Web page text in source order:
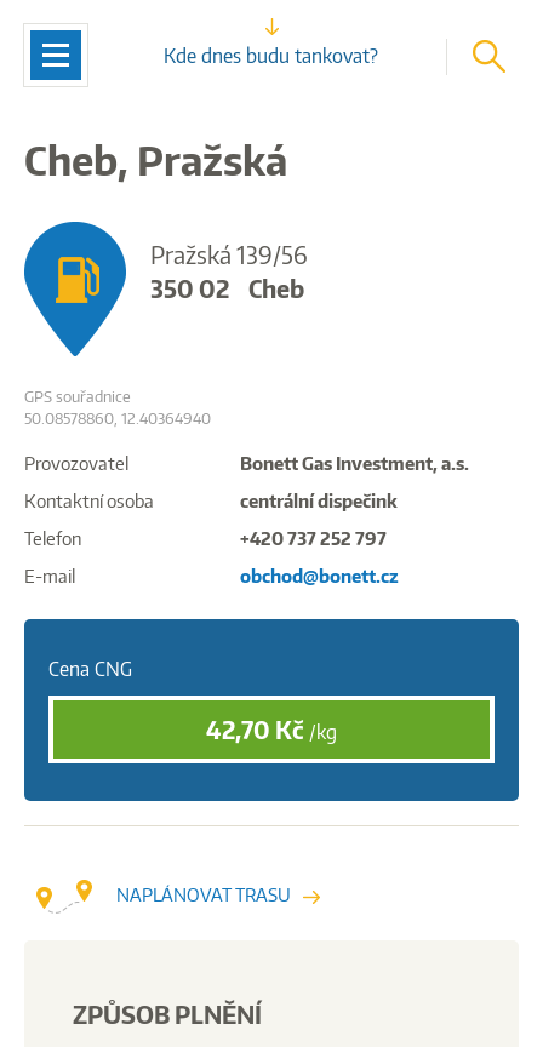
Kde dnes budu tankovat? vyhledat
Navigace
Cheb, Pražská
Pražská 139/56
350 02 Cheb
GPS souřadnice
50.08578860, 12.40364940
Provozovatel
Bonett Gas Investment, a.s.
Kontaktní osoba
centrální dispečink
Telefon
+420 737 252 797
E-mail
obchod@bonett.cz
Cena CNG
42,70 Kč /kg
NAPLÁNOVAT TRASU
ZPŮSOB PLNĚNÍ